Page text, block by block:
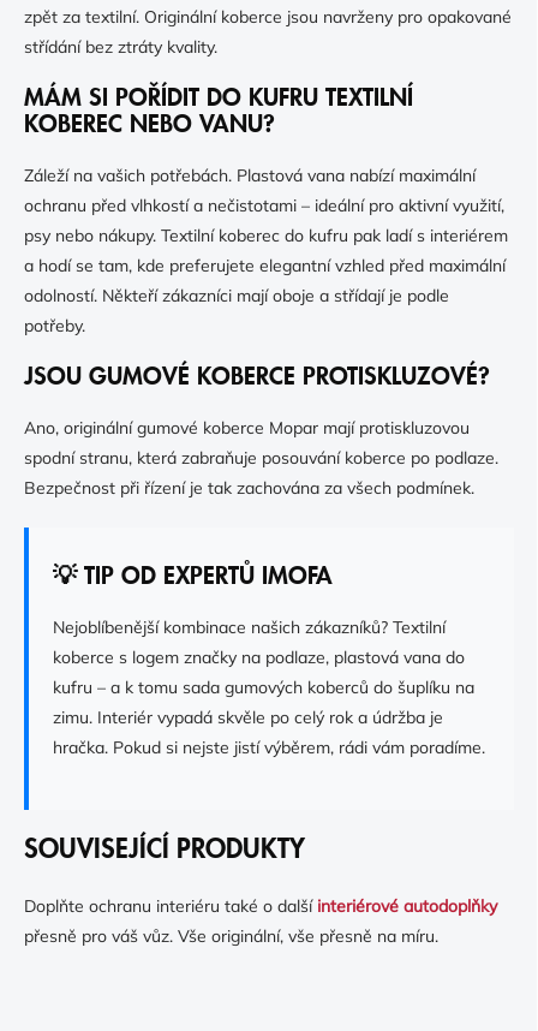
zpět za textilní. Originální koberce jsou navrženy pro opakované
střídání bez ztráty kvality.
MÁM SI POŘÍDIT DO KUFRU TEXTILNÍ
KOBEREC NEBO VANU?
Záleží na vašich potřebách. Plastová vana nabízí maximální
ochranu před vlhkostí a nečistotami – ideální pro aktivní využití,
psy nebo nákupy. Textilní koberec do kufru pak ladí s interiérem
a hodí se tam, kde preferujete elegantní vzhled před maximální
odolností. Někteří zákazníci mají oboje a střídají je podle
potřeby.
JSOU GUMOVÉ KOBERCE PROTISKLUZOVÉ?
Ano, originální gumové koberce Mopar mají protiskluzovou
spodní stranu, která zabraňuje posouvání koberce po podlaze.
Bezpečnost při řízení je tak zachována za všech podmínek.
💡 TIP OD EXPERTŮ IMOFA
Nejoblíbenější kombinace našich zákazníků? Textilní
koberce s logem značky na podlaze, plastová vana do
kufru – a k tomu sada gumových koberců do šuplíku na
zimu. Interiér vypadá skvěle po celý rok a údržba je
hračka. Pokud si nejste jistí výběrem, rádi vám poradíme.
SOUVISEJÍCÍ PRODUKTY
Doplňte ochranu interiéru také o další interiérové autodoplňky
přesně pro váš vůz. Vše originální, vše přesně na míru.